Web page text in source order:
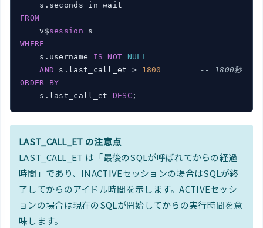
FROM
    v$
session
WHERE
    s.username
IS NOT
NULL
AND s.last_call_et > 1800
-- 1800秒 =
ORDER
BY
    s.last_call_et
DESC
LAST_CALL_ET の注意点
LAST_CALL_ET は「最後のSQLが呼ばれてからの経過
時間」であり、INACTIVEセッションの場合はSQLが終
了してからのアイドル時間を示します。ACTIVEセッシ
ョンの場合は現在のSQLが開始してからの実行時間を意
味します。